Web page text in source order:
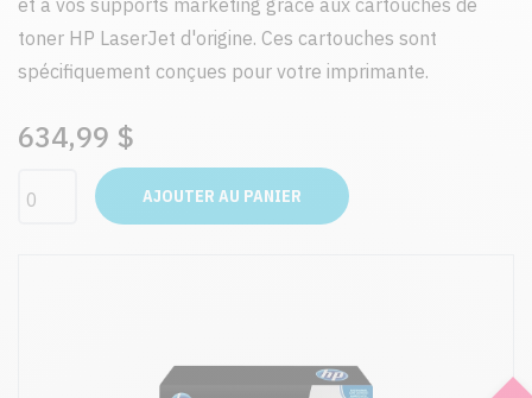
et à vos supports marketing grâce aux cartouches de
toner HP LaserJet d'origine. Ces cartouches sont
spécifiquement conçues pour votre imprimante.
634,99 $
AJOUTER AU PANIER